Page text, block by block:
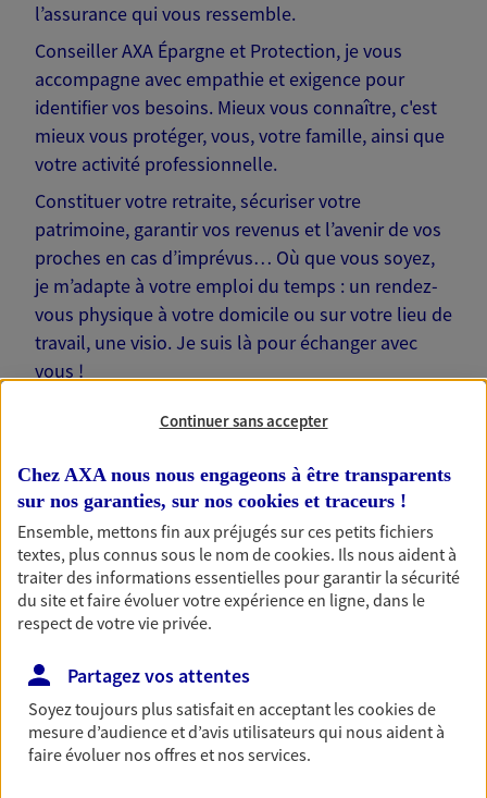
l’assurance qui vous ressemble.
Conseiller AXA Épargne et Protection, je vous
accompagne avec empathie et exigence pour
identifier vos besoins. Mieux vous connaître, c'est
mieux vous protéger, vous, votre famille, ainsi que
votre activité professionnelle.
Constituer votre retraite, sécuriser votre
patrimoine, garantir vos revenus et l’avenir de vos
proches en cas d’imprévus… Où que vous soyez,
je m’adapte à votre emploi du temps : un rendez-
vous physique à votre domicile ou sur votre lieu de
travail, une visio. Je suis là pour échanger avec
vous !
Nos offres phares
Épargne
Réalisez vos projets grâce à votre épargne : achat
immobilier, études des enfants ou voyage autour
du monde… Épargnez à votre rythme et
simplement, selon votre profil.
Découvrir les offres Épargne
Continuer sans accepter
Chez AXA nous nous engageons à être transparents
sur nos garanties, sur nos cookies et traceurs !
Ensemble, mettons fin aux préjugés sur ces petits fichiers
textes, plus connus sous le nom decookies. Ils nous aident à
traiter des informations essentielles pour garantir la sécurité
du site et faire évoluer votre expérience en ligne, dans le
respect de votre vie privée.
Partagez vos attentes
Soyez toujours plus satisfait en acceptant lescookiesde
mesure d’audience et d’avis utilisateurs qui nous aident à
faire évoluer nos offres et nos services.